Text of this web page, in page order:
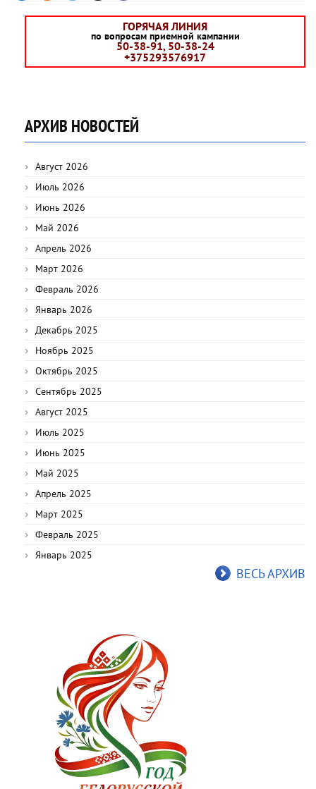
ГОРЯЧАЯ ЛИНИЯ
по вопросам приемной кампании
50-38-91, 50-38-24
+375293576917
АРХИВ НОВОСТЕЙ
Август 2026
Июль 2026
Июнь 2026
Май 2026
Апрель 2026
Март 2026
Февраль 2026
Январь 2026
Декабрь 2025
Ноябрь 2025
Октябрь 2025
Сентябрь 2025
Август 2025
Июль 2025
Июнь 2025
Май 2025
Апрель 2025
Март 2025
Февраль 2025
Январь 2025
ВЕСЬ АРХИВ